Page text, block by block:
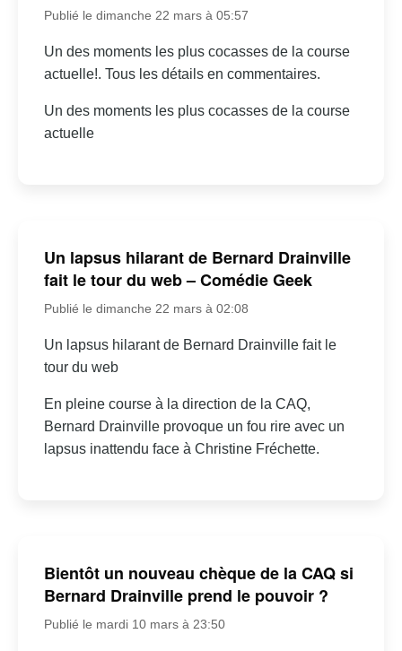
Publié le dimanche 22 mars à 05:57
Un des moments les plus cocasses de la course
actuelle!. Tous les détails en commentaires.
Un des moments les plus cocasses de la course
actuelle
Un lapsus hilarant de Bernard Drainville
fait le tour du web – Comédie Geek
Publié le dimanche 22 mars à 02:08
Un lapsus hilarant de Bernard Drainville fait le
tour du web
En pleine course à la direction de la CAQ,
Bernard Drainville provoque un fou rire avec un
lapsus inattendu face à Christine Fréchette.
Bientôt un nouveau chèque de la CAQ si
Bernard Drainville prend le pouvoir ?
Publié le mardi 10 mars à 23:50